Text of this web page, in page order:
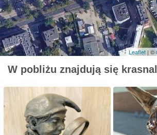
Leaflet | ©
W pobliżu znajdują się